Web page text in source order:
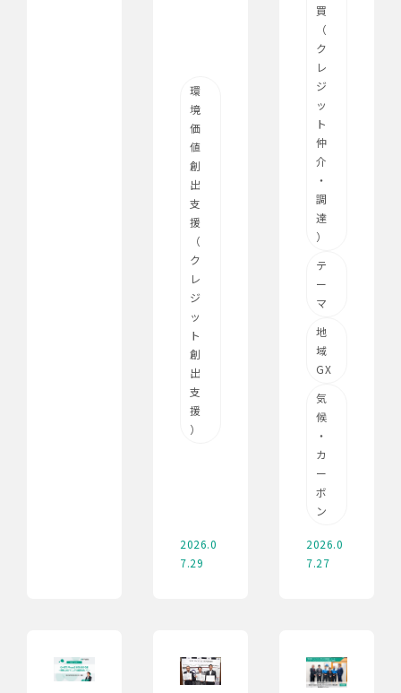
環
境
価
値
創
出
支
援
（
ク
レ
ジ
ッ
ト
創
出
支
援
）
2026.0
7.29
買
（
ク
レ
ジ
ッ
ト
仲
介
・
調
達
）
テ
ー
マ
地
域
GX
気
候
・
カ
ー
ボ
ン
2026.0
7.27